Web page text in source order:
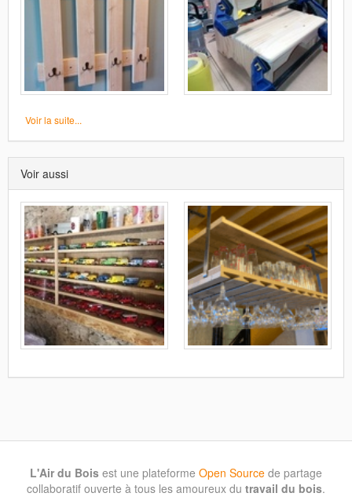
Voir la suite...
Voir aussi
L'Air du Bois est une plateforme Open Source de partage
collaboratif ouverte à tous les amoureux du travail du bois.